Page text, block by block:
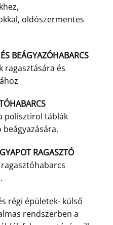
oldószermentes
BEÁGYAZÓHABARCS
ragasztására és
polisztirol táblák
RAGASZTÓ
régi épületek- külső
rendszerben a